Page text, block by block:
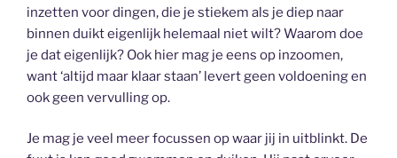
inzetten voor dingen, die je stiekem als je diep naar
binnen duikt eigenlijk helemaal niet wilt? Waarom doe
je dat eigenlijk? Ook hier mag je eens op inzoomen,
want ‘altijd maar klaar staan’ levert geen voldoening en
ook geen vervulling op.
Je mag je veel meer focussen op waar jij in uitblinkt. De